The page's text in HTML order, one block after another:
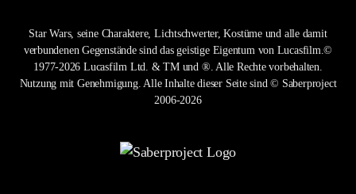
Star Wars, seine Charaktere, Lichtschwerter, Kostüme und alle damit
verbundenen Gegenstände sind das geistige Eigentum von Lucasfilm.©
1977-2026 Lucasfilm Ltd. & TM und ®. Alle Rechte vorbehalten.
Nutzung mit Genehmigung. Alle Inhalte dieser Seite sind © Saberproject
2006-2026